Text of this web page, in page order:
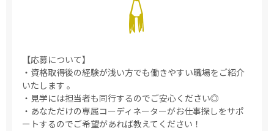
【応募について】
・資格取得後の経験が浅い方でも働きやすい職場をご紹介
いたします 。
・見学には担当者も同行するのでご安心ください◎
・あなただけの専属コーディネーターがお仕事探しをサポ
ートするのでご希望があれば教えてください！